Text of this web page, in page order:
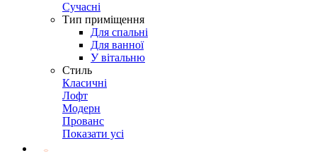
Сучасні
Тип приміщення
Для спальні
Для ванної
У вітальню
Стиль
Класичні
Лофт
Модерн
Прованс
Показати усі